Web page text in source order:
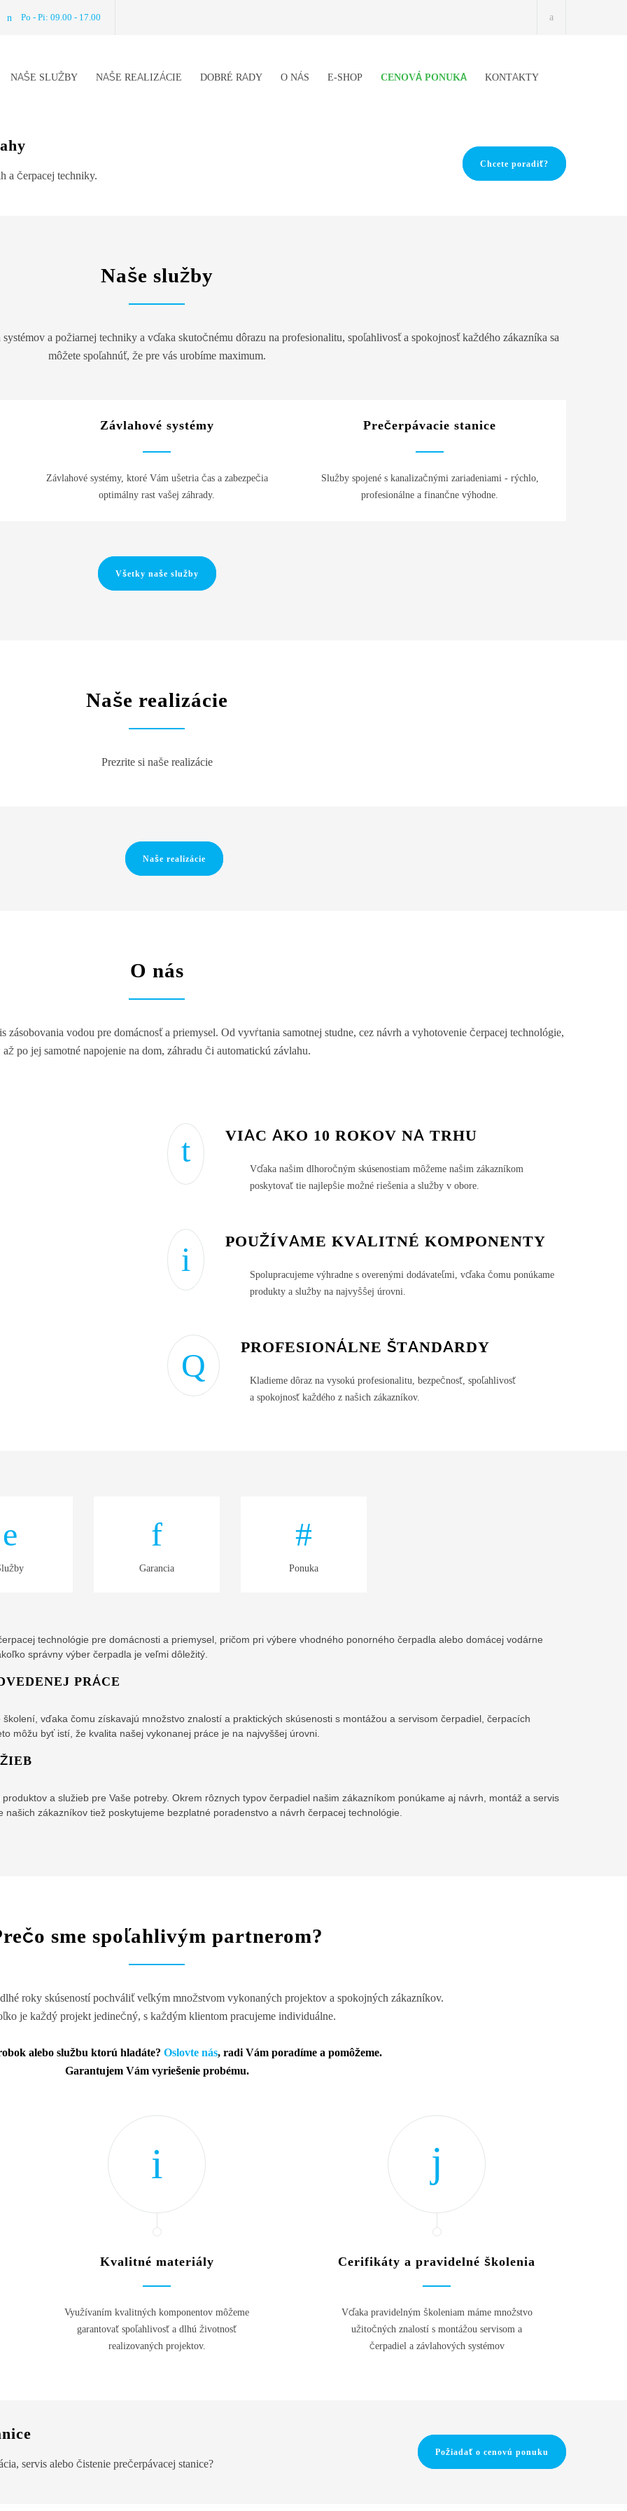
Po - Pi: 09.00 - 17.00
NAŠE SLUŽBY NAŠE REALIZÁCIE DOBRÉ RADY O NÁS E-SHOP CENOVÁ PONUKA KONTAKTY
a čerpacej techniky.
Chcete poradiť?
Naše služby
a požiarnej techniky a vďaka skutočnému dôrazu na profesionalitu, spoľahlivosť a spokojnosť každého zákazníka sa
môžete spoľahnúť, že pre vás urobíme maximum.
Závlahové systémy
Závlahové systémy, ktoré Vám ušetria čas a zabezpečia
optimálny rast vašej záhrady.
Prečerpávacie stanice
Služby spojené s kanalizačnými zariadeniami - rýchlo,
profesionálne a finančne výhodne.
Všetky naše služby
Naše realizácie
Prezrite si naše realizácie
Naše realizácie
O nás
vodou pre domácnosť a priemysel. Od vyvŕtania samotnej studne, cez návrh a vyhotovenie čerpacej technológie,
až po jej samotné napojenie na dom, záhradu či automatickú závlahu.
VIAC AKO 10 ROKOV NA TRHU
Vďaka našim dlhoročným skúsenostiam môžeme našim zákazníkom
poskytovať tie najlepšie možné riešenia a služby v obore.
POUŽÍVAME KVALITNÉ KOMPONENTY
Spolupracujeme výhradne s overenými dodávateľmi, vďaka čomu ponúkame
produkty a služby na najvyššej úrovni.
PROFESIONÁLNE ŠTANDARDY
Kladieme dôraz na vysokú profesionalitu, bezpečnosť, spoľahlivosť
a spokojnosť každého z našich zákazníkov.
Garancia Ponuka
technológie pre domácnosti a priemysel, pričom pri výbere vhodného ponorného čerpadla alebo domácej vodárne
správny výber čerpadla je veľmi dôležitý.
PRÁCE
vďaka čomu získavajú množstvo znalostí a praktických skúsenosti s montážou a servisom čerpadiel, čerpacích
môžu byť istí, že kvalita našej vykonanej práce je na najvyššej úrovni.
a služieb pre Vaše potreby. Okrem rôznych typov čerpadiel našim zákazníkom ponúkame aj návrh, montáž a servis
zákazníkov tiež poskytujeme bezplatné poradenstvo a návrh čerpacej technológie.
sme spoľahlivým partnerom?
roky skúseností pochváliť veľkým množstvom vykonaných projektov a spokojných zákazníkov.
je každý projekt jedinečný, s každým klientom pracujeme individuálne.
alebo službu ktorú hladáte? Oslovte nás, radi Vám poradíme a pomôžeme.
Garantujem Vám vyriešenie probému.
Kvalitné materiály
Využívaním kvalitných komponentov môžeme
garantovať spoľahlivosť a dlhú životnosť
realizovaných projektov.
Cerifikáty a pravidelné školenia
Vďaka pravidelným školeniam máme množstvo
užitočných znalostí s montážou servisom a
čerpadiel a závlahových systémov
servis alebo čistenie prečerpávacej stanice?
Požiadať o cenovú ponuku